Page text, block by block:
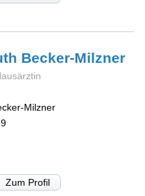
Becker-Milzner
Milzner
Zum Profil